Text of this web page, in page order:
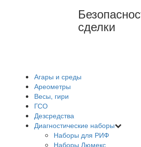
сделки
Агары и среды
Ареометры
Весы, гири
ГСО
Дезсредства
Диагностические наборы
Наборы для РИФ
Наборы Люмекс